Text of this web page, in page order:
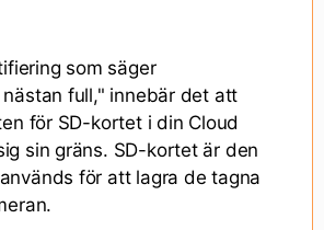
som säger
nästan full," innebär det att
för SD-kortet i din Cloud
sin gräns. SD-kortet är den
för att lagra de tagna